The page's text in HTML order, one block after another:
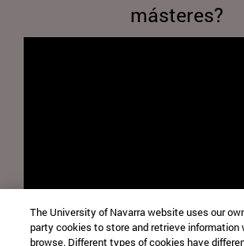
másteres?
The University of Navarra website uses our
party cookies to store and retrieve information
browse. Different types of cookies have